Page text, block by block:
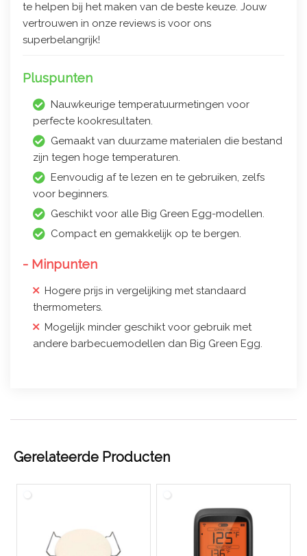
te helpen bij het maken van de beste keuze. Jouw
vertrouwen in onze reviews is voor ons
superbelangrijk!
Pluspunten
Nauwkeurige temperatuurmetingen voor
perfecte kookresultaten.
Gemaakt van duurzame materialen die bestand
zijn tegen hoge temperaturen.
Eenvoudig af te lezen en te gebruiken, zelfs
voor beginners.
Geschikt voor alle Big Green Egg-modellen.
Compact en gemakkelijk op te bergen.
- Minpunten
Hogere prijs in vergelijking met standaard
thermometers.
Mogelijk minder geschikt voor gebruik met
andere barbecuemodellen dan Big Green Egg.
Gerelateerde Producten